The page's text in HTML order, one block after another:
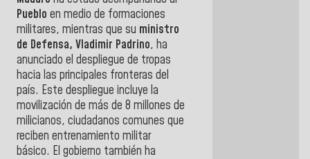
Pueblo en medio de formaciones
militares, mientras que su ministro
de Defensa, Vladimir Padrino, ha
anunciado el despliegue de tropas
hacia las principales fronteras del
país. Este despliegue incluye la
movilización de más de 8 millones de
milicianos, ciudadanos comunes que
reciben entrenamiento militar
básico. El gobierno también ha